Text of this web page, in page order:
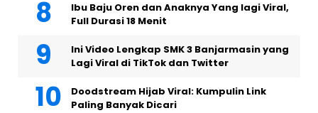
Ibu Baju Oren dan Anaknya Yang lagi Viral,
Full Durasi 18 Menit
Ini Video Lengkap SMK 3 Banjarmasin yang
Lagi Viral di TikTok dan Twitter
Doodstream Hijab Viral: Kumpulin Link
Paling Banyak Dicari